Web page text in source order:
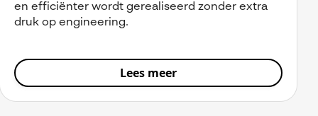
en efficiënter wordt gerealiseerd zonder extra
druk op engineering.
Lees meer